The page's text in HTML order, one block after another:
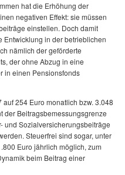
hat die Erhöhung der
negativen Effekt: sie müssen
einstellen. Doch damit
Entwicklung in der betrieblichen
nämlich der geförderte
der ohne Abzug in eine
in einen Pensionsfonds
254 Euro monatlich bzw. 3.048
der Beitragsbemessungsgrenze
und Sozialversicherungsbeiträge
Steuerfrei sind sogar, unter
Euro jährlich möglich, zum
beim Beitrag einer